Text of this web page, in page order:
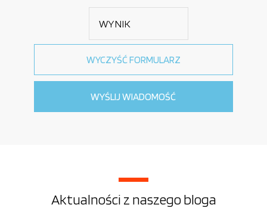
Aktualności z naszego bloga